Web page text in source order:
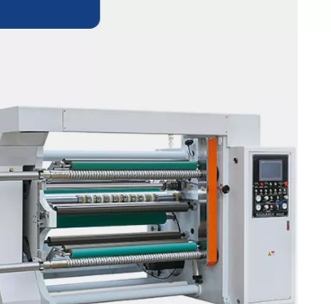
présente les caractéristiques d'une large plage
et de films avec support papier.